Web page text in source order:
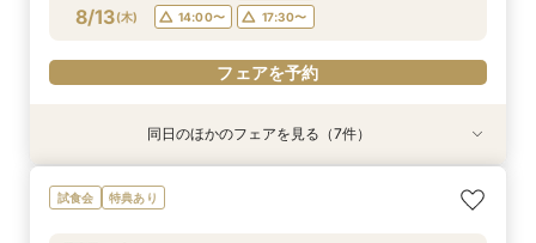
フェアを予約
フェアを予約
フェアを予約
フェアを予約
フェアを予約
フェアを予約
フェアを予約
8/13(木)
14:00〜
17:30〜
フェアを予約
特典あり
【マイナビ限定：お盆BIGフェア】１件におすす
め：人気No.1!豪華無料試食×最大100万相当特典
特典あり
＼料理重視の方へ／最高グレードへUP特典付◎
人気料理演出体験
特典あり
＼駅直結＆ワンフロア貸切／持込OK×自由度◎贅
沢空間で叶うW
特典あり
【自己負担ゼロで叶う】パーティースタイル提
案！コスパ◎相談会
特典あり
＼1件目来館特典有／贅沢試食付◆見積もり＆日
程イチから相談会
最短60分！さくっと相談OK◎スマホで簡単！オ
ンライン相談会
特典あり
平日限定特典あり◆コスパ×アクセス◎肩肘張ら
ないリラックスW
同日のほかのフェアを見る（7件）
試食会 特典あり